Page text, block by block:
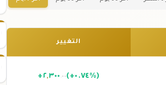
التغيير
+٢,٣٠٠ .٠٠ (+٠.٧٤%)